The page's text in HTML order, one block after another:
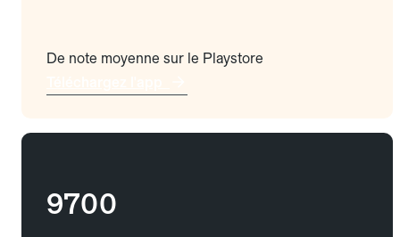
De note moyenne sur le Playstore
9700